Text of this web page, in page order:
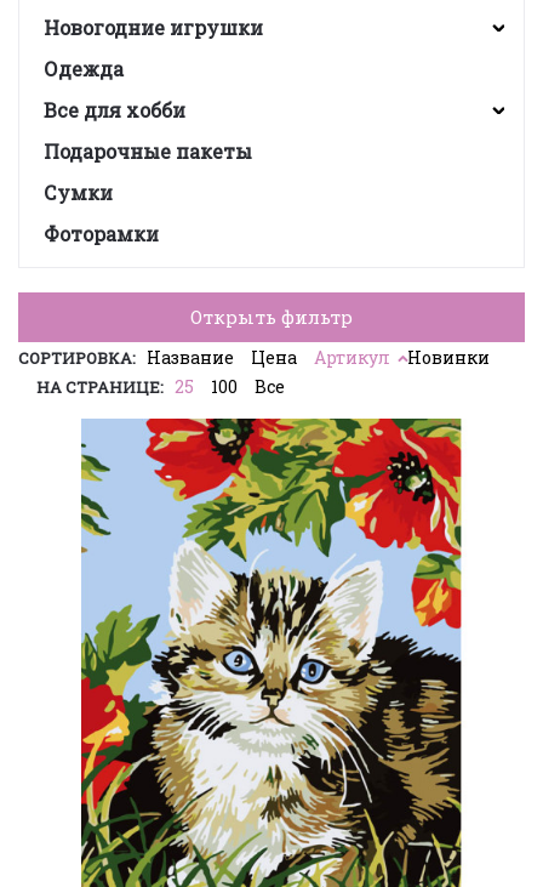
Новогодние игрушки
Одежда
Все для хобби
Подарочные пакеты
Сумки
Фоторамки
Открыть фильтр
СОРТИРОВКА: Название Цена Артикул Новинки
НА СТРАНИЦЕ: 25 100 Все